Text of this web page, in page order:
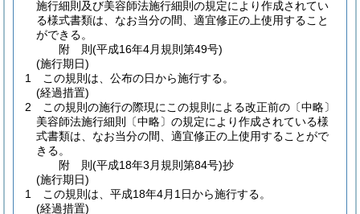
施行細則及び美容師法施行細則の規定により作成されてい
る様式書類は、なお当分の間、適宜修正の上使用すること
ができる。
附 則(平成16年4月規則第49号)
(施行期日)
1
この規則は、公布の日から施行する。
(経過措置)
2
この規則の施行の際現にこの規則による改正前の〔中略〕
美容師法施行細則〔中略〕の規定により作成されている様
式書類は、なお当分の間、適宜修正の上使用することがで
きる。
附 則(平成18年3月規則第84号)抄
(施行期日)
1
この規則は、平成18年4月1日から施行する。
(経過措置)